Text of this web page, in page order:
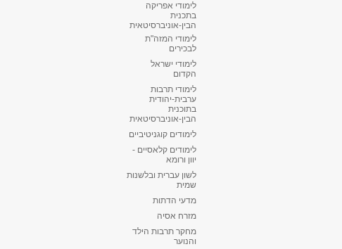
לימודי אפריקה
בתכנית
הבין-אוניברסיטאית
לימודי המזה"ת
לבכירים
לימודי ישראל
הקדום
לימודי תרבות
ערבית-יהודית
בתוכנית
הבין-אוניברסיטאית
לימודים קוגניטיביים
לימודים קלאסיים -
יוון ורומא
לשון עברית ובלשנות
שמית
מדעי הדתות
מזרח אסיה
מחקר תרבות הילד
והנוער